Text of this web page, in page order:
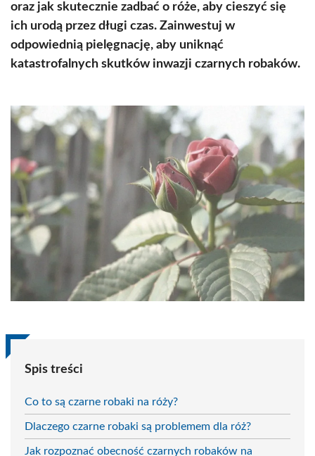
oraz jak skutecznie zadbać o róże, aby cieszyć się
ich urodą przez długi czas. Zainwestuj w
odpowiednią pielęgnację, aby uniknąć
katastrofalnych skutków inwazji czarnych robaków.
Spis treści
Co to są czarne robaki na róży?
Dlaczego czarne robaki są problemem dla róż?
Jak rozpoznać obecność czarnych robaków na